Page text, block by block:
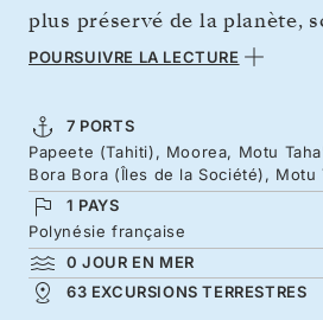
plus préservé de la planète,
des joyaux éparpillés sur le
culture polynésienne a vu le
aventurez-vous jusqu’à la
d’anciens temples veillent
immaculés. Baignez-vous
clarté irréelle et explorez des
demi dissimulés sous
POURSUIVRE LA LECTURE
7 PORTS
Papeete (Tahiti), Moorea, Motu
Bora Bora (Îles de la Société), Motu
1 PAYS
Polynésie française
0 JOUR EN MER
63 EXCURSIONS TERRESTRES